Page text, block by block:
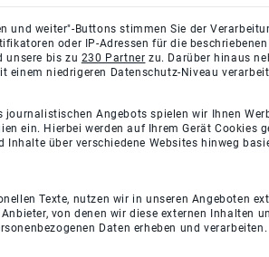
und weiter"-Buttons stimmen Sie der
oder IP-Adressen für die
unsere bis zu 230 Partner zu. Darüber hinaus
einem niedrigeren Datenschutz-Niveau
journalistischen Angebots spielen wir Ihnen
ein. Hierbei werden auf Ihrem Gerät
Inhalte über verschiedene Websites hinweg
Texte, nutzen wir in unseren Angeboten
von denen wir diese externen Inhalten
Daten erheben und verarbeiten.